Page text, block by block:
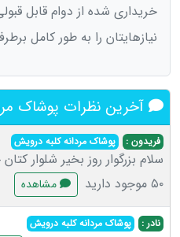
خریداری شده از دوام قابل
نیازهایتان را به طور کامل
آخرین نظرات پوشاک
فریدون : پوشاک مردانه کلبه درویش
۵۰ موجود دارید
مشاهده
نادر : پوشاک مردانه کلبه درویش